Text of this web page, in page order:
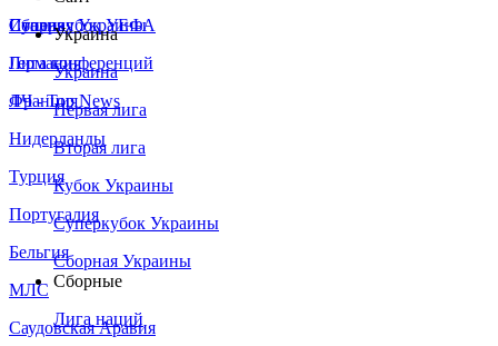
Сборная Украины
Италия
Германия
Франция
Нидерланды
Турция
Португалия
Бельгия
МЛС
Саудовская Аравия
Суперкубок УЕФА
Лига конференций
ЛЧ - Top News
Украина
Украина
Первая лига
Вторая лига
Кубок Украины
Суперкубок Украины
Сборная Украины
Сборные
Лига наций